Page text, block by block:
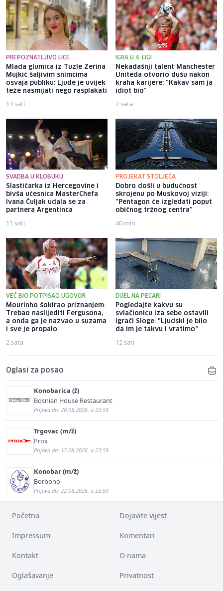
PREPOZNATLJIVO LICE
Mlada glumica iz Tuzle Zerina
Mujkić šaljivim snimcima
osvaja publiku: Ljude je uvijek
teže nasmijati nego rasplakati
13 sati
IGRA U 4. LIGI
Nekadašnji talent Manchester
Uniteda otvorio dušu nakon
kraha karijere: "Kakav sam ja
idiot bio"
2 sata
SVADBA U KLOBUKU
Slastičarka iz Hercegovine i
bivša učesnica MasterChefa
Ivana Čuljak udala se za
partnera Argentinca
11 sati
PROJEKAT STOLJEĆA
Dobro došli u budućnost
skrojenu po Muskovoj viziji:
"Pentagon će izgledati poput
običnog tržnog centra"
40 min
VEĆ BIO POTPISAO UGOVOR
Mourinho šokirao priznanjem:
Trebao naslijediti Fergusona,
a onda ga je nazvao u suzama
i sve je propalo
2 sata
DUEL NA PECARI
Pogledajte kakvu su
svlačionicu iza sebe ostavili
igrači Sloge: "Ljudski je bilo
da im je takvu i vratimo"
12 sati
Oglasi za posao
Konobarica (ž)
Bosnian House Restaurant
Prijava do: 20.08.2026. u 23:59
Trgovac (m/ž)
Prox
Prijava do: 15.08.2026. u 23:59
Konobar (m/ž)
Borbono
Prijava do: 22.08.2026. u 23:59
Početna Dojavite vijest
Impressum Komentari
Kontakt O nama
Oglašavanje Privatnost